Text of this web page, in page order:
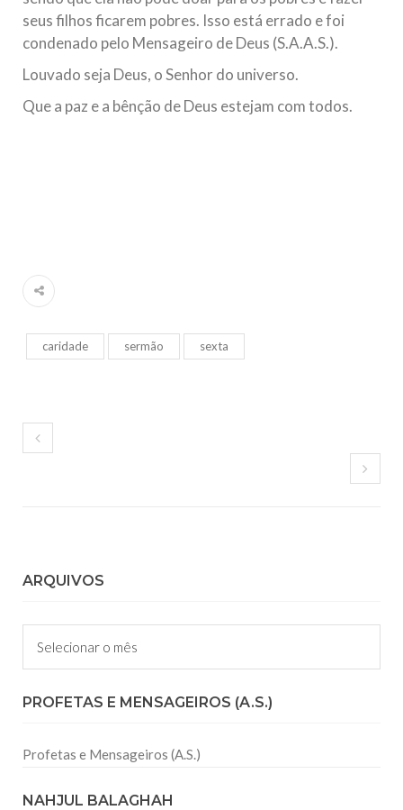
seus filhos ficarem pobres. Isso está errado e foi
condenado pelo Mensageiro de Deus (S.A.A.S.).
Louvado seja Deus, o Senhor do universo.
Que a paz e a bênção de Deus estejam com todos.
caridade sermão sexta
ARQUIVOS
Arquivos
PROFETAS E MENSAGEIROS (A.S.)
Profetas e Mensageiros (A.S.)
NAHJUL BALAGHAH